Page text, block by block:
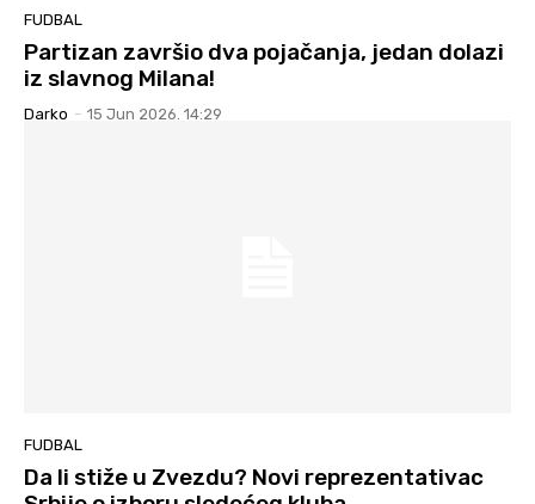
FUDBAL
Partizan završio dva pojačanja, jedan dolazi
iz slavnog Milana!
Darko - 15 Jun 2026. 14:29
FUDBAL
Da li stiže u Zvezdu? Novi reprezentativac